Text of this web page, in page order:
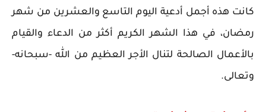
كانت هذه أجمل أدعية اليوم التاسع والعشرين من شهر
رمضان، في هذا الشهر الكريم أكثر من الدعاء والقيام
بالأعمال الصالحة لتنال الأجر العظيم من الله -سبحانه-
وتعالى.